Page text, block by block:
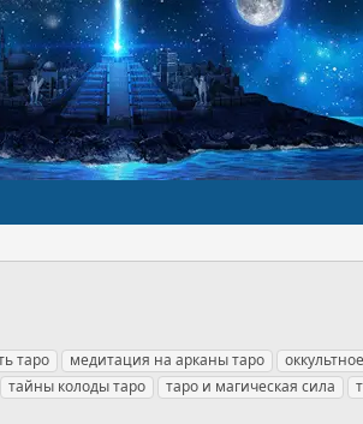
таро медитация на арканы таро
тайны колоды таро таро и магическая сила